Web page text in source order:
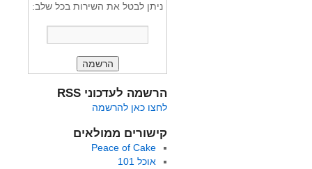
ניתן לבטל את השירות בכל שלב:
הרשמה לעדכוני RSS
לחצו כאן להרשמה
קישורים ממולאים
Peace of Cake
אוכל 101